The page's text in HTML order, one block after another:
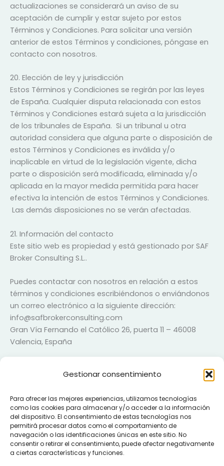
Gestionar consentimiento
Para ofrecer las mejores experiencias, utilizamos tecnologías
como las cookies para almacenar y/o acceder a la información
del dispositivo. El consentimiento de estas tecnologías nos
permitirá procesar datos como el comportamiento de
navegación o las identificaciones únicas en este sitio. No
consentir o retirar el consentimiento, puede afectar negativamente
a ciertas características y funciones.
actualizaciones se considerará un aviso de su
aceptación de cumplir y estar sujeto por estos
Términos y Condiciones. Para solicitar una versión
anterior de estos Términos y condiciones, póngase en
contacto con nosotros.
20. Elección de ley y jurisdicción
Estos Términos y Condiciones se regirán por las leyes
de España. Cualquier disputa relacionada con estos
Términos y Condiciones estará sujeta a la jurisdicción
de los tribunales de España. Si un tribunal u otra
autoridad considera que alguna parte o disposición de
estos Términos y Condiciones es inválida y/o
inaplicable en virtud de la legislación vigente, dicha
parte o disposición será modificada, eliminada y/o
aplicada en la mayor medida permitida para hacer
efectiva la intención de estos Términos y Condiciones.
Las demás disposiciones no se verán afectadas.
21. Información del contacto
Este sitio web es propiedad y está gestionado por SAF
Broker Consulting S.L..
Puedes contactar con nosotros en relación a estos
términos y condiciones escribiéndonos o enviándonos
un correo electrónico a la siguiente dirección:
info@safbrokerconsulting.com
Gran Vía Fernando el Católico 26, puerta 11 – 46008
Valencia, España
downloadour Terms and Conditions as a